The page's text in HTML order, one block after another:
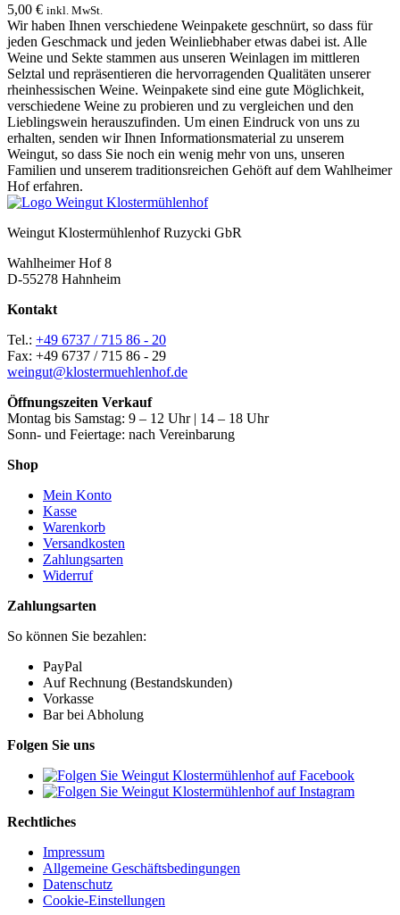
5,00 € inkl. MwSt.
Wir haben Ihnen verschiedene Weinpakete geschnürt, so dass für
jeden Geschmack und jeden Weinliebhaber etwas dabei ist. Alle
Weine und Sekte stammen aus unseren Weinlagen im mittleren
Selztal und repräsentieren die hervorragenden Qualitäten unserer
rheinhessischen Weine. Weinpakete sind eine gute Möglichkeit,
verschiedene Weine zu probieren und zu vergleichen und den
Lieblingswein herauszufinden. Um einen Eindruck von uns zu
erhalten, senden wir Ihnen Informationsmaterial zu unserem
Weingut, so dass Sie noch ein wenig mehr von uns, unseren
Familien und unserem traditionsreichen Gehöft auf dem Wahlheimer
Hof erfahren.
Weingut Klostermühlenhof Ruzycki GbR
Wahlheimer Hof 8
D-55278 Hahnheim
Kontakt
Tel.: +49 6737 / 715 86 - 20
Fax: +49 6737 / 715 86 - 29
weingut@klostermuehlenhof.de
Öffnungszeiten Verkauf
Montag bis Samstag: 9 – 12 Uhr | 14 – 18 Uhr
Sonn- und Feiertage: nach Vereinbarung
Shop
Mein Konto
Kasse
Warenkorb
Versandkosten
Zahlungsarten
Widerruf
Zahlungsarten
So können Sie bezahlen:
PayPal
Auf Rechnung (Bestandskunden)
Vorkasse
Bar bei Abholung
Folgen Sie uns
Rechtliches
Impressum
Allgemeine Geschäftsbedingungen
Datenschutz
Cookie-Einstellungen